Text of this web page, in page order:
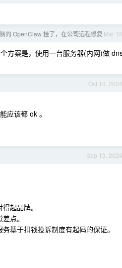
Mar 15
的 OpenClaw 挂了，在公司远程修复
方案是，使用一台服务器(内网)做
Oct 10, 2024
应该都 ok 。
Sep 13, 2024
起品牌。
点。
基于扣钱投诉制度有起码的保证。